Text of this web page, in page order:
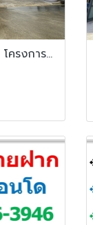
ขาย/ให้เช่า โกดัง โรงงาน โครงการทรัพย์รุ่งเรือง คลองมะเดื่อ